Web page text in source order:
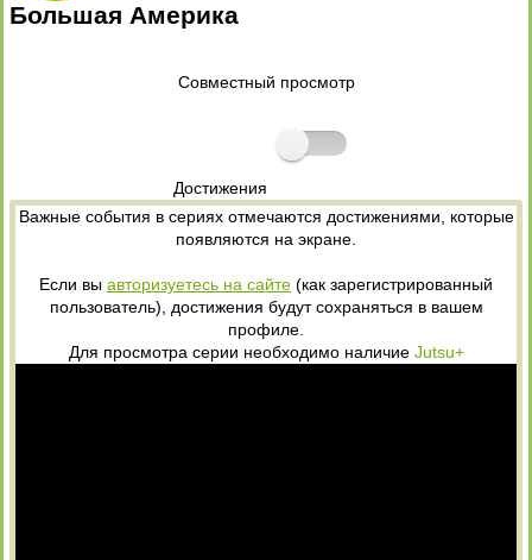
Большая Америка
Совместный просмотр
Достижения
Важные события в сериях отмечаются достижениями, которые
появляются на экране.
Если вы авторизуетесь на сайте (как зарегистрированный
пользователь), достижения будут сохраняться в вашем
профиле.
Для просмотра серии необходимо наличие Jutsu+